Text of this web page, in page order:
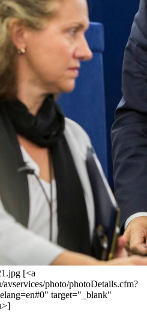
[<a
photo/photoDetails.cfm?
target="_blank"